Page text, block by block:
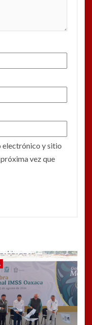
electrónico y sitio
vez que